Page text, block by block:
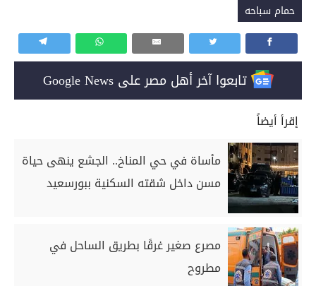
حمام سباحه
تابعوا آخر أهل مصر على Google News
إقرأ أيضاً
مأساة في حي المناخ.. الجشع ينهى حياة
مسن داخل شقته السكنية ببورسعيد
مصرع صغير غرقًا بطريق الساحل في
مطروح